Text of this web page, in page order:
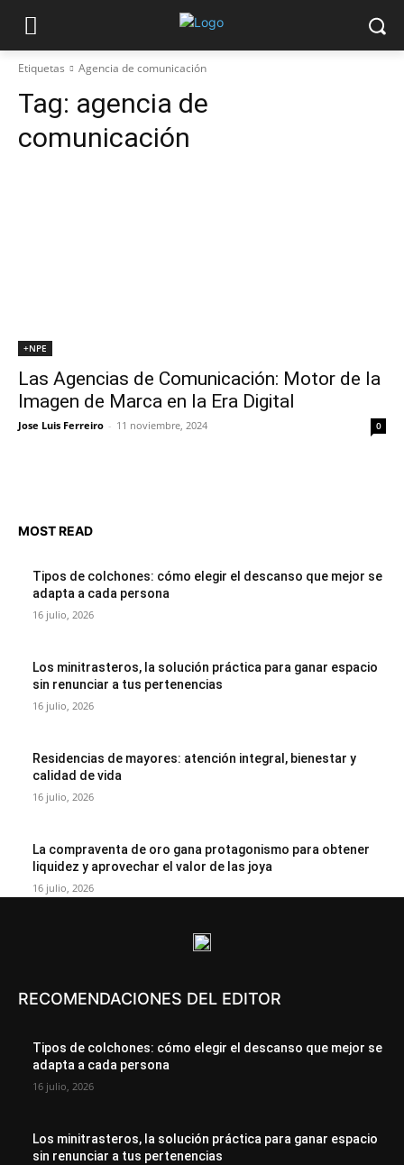
Etiquetas Agencia de comunicación
Tag: agencia de
comunicación
+NPE
Las Agencias de Comunicación: Motor de la
Imagen de Marca en la Era Digital
Jose Luis Ferreiro - 11 noviembre, 2024 0
MOST READ
Tipos de colchones: cómo elegir el descanso que mejor se
adapta a cada persona
16 julio, 2026
Los minitrasteros, la solución práctica para ganar espacio
sin renunciar a tus pertenencias
16 julio, 2026
Residencias de mayores: atención integral, bienestar y
calidad de vida
16 julio, 2026
La compraventa de oro gana protagonismo para obtener
liquidez y aprovechar el valor de las joya
16 julio, 2026
RECOMENDACIONES DEL EDITOR
Tipos de colchones: cómo elegir el descanso que mejor se
adapta a cada persona
16 julio, 2026
Los minitrasteros, la solución práctica para ganar espacio
sin renunciar a tus pertenencias